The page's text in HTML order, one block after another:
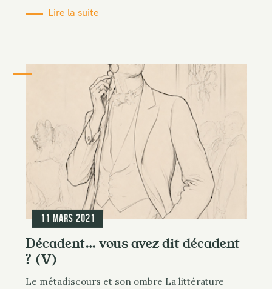
Lire la suite
11 mars 2021
Décadent… vous avez dit décadent
? (V)
Le métadiscours et son ombre La littérature